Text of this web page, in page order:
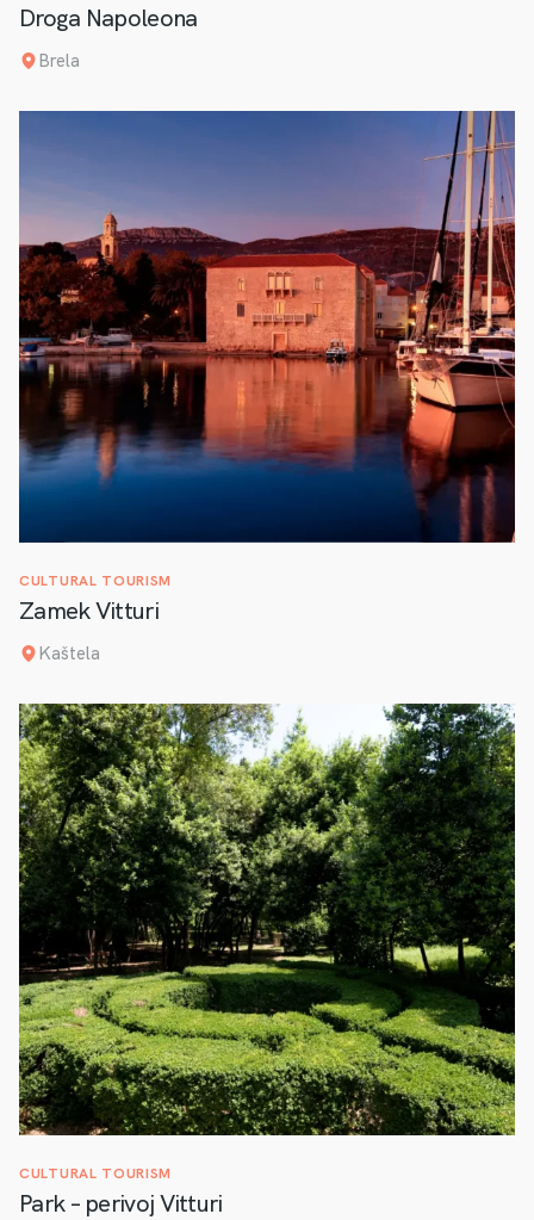
Droga Napoleona
Brela
CULTURAL TOURISM
Zamek Vitturi
Kaštela
CULTURAL TOURISM
Park – perivoj Vitturi